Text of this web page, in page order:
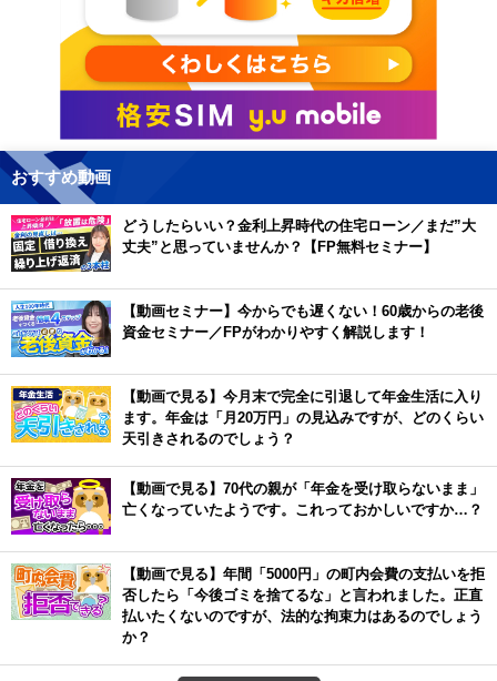
おすすめ動画
どうしたらいい？金利上昇時代の住宅ローン／まだ”大
丈夫”と思っていませんか？【FP無料セミナー】
【動画セミナー】今からでも遅くない！60歳からの老後
資金セミナー／FPがわかりやすく解説します！
【動画で見る】今月末で完全に引退して年金生活に入り
ます。年金は「月20万円」の見込みですが、どのくらい
天引きされるのでしょう？
【動画で見る】70代の親が「年金を受け取らないまま」
亡くなっていたようです。これっておかしいですか…？
【動画で見る】年間「5000円」の町内会費の支払いを拒
否したら「今後ゴミを捨てるな」と言われました。正直
払いたくないのですが、法的な拘束力はあるのでしょう
か？